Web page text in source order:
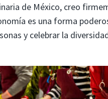
de México, creo
es una forma
y celebrar la